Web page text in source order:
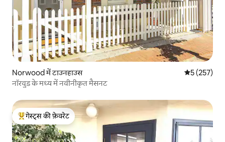
Norwood में टाउनहाउस औसत रेटिंग 5
5 (257)
नॉरवुड के मध्य में नवीनीकृत मैसनट
गेस्ट्स का टॉप फ़ेवरेट
गेस्ट्स की फ़ेवरेट